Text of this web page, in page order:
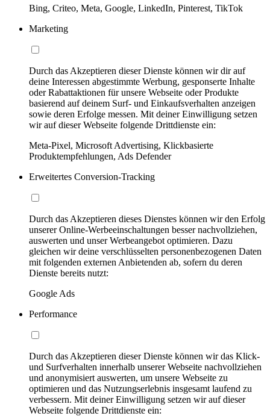
Bing, Criteo, Meta, Google, LinkedIn, Pinterest, TikTok
Marketing
Durch das Akzeptieren dieser Dienste können wir dir auf
deine Interessen abgestimmte Werbung, gesponserte Inhalte
oder Rabattaktionen für unsere Webseite oder Produkte
basierend auf deinem Surf- und Einkaufsverhalten anzeigen
sowie deren Erfolge messen. Mit deiner Einwilligung setzen
wir auf dieser Webseite folgende Drittdienste ein:
Meta-Pixel, Microsoft Advertising, Klickbasierte
Produktempfehlungen, Ads Defender
Erweitertes Conversion-Tracking
Durch das Akzeptieren dieses Dienstes können wir den Erfolg
unserer Online-Werbeeinschaltungen besser nachvollziehen,
auswerten und unser Werbeangebot optimieren. Dazu
gleichen wir deine verschlüsselten personenbezogenen Daten
mit folgenden externen Anbietenden ab, sofern du deren
Dienste bereits nutzt:
Google Ads
Performance
Durch das Akzeptieren dieser Dienste können wir das Klick-
und Surfverhalten innerhalb unserer Webseite nachvollziehen
und anonymisiert auswerten, um unsere Webseite zu
optimieren und das Nutzungserlebnis insgesamt laufend zu
verbessern. Mit deiner Einwilligung setzen wir auf dieser
Webseite folgende Drittdienste ein: